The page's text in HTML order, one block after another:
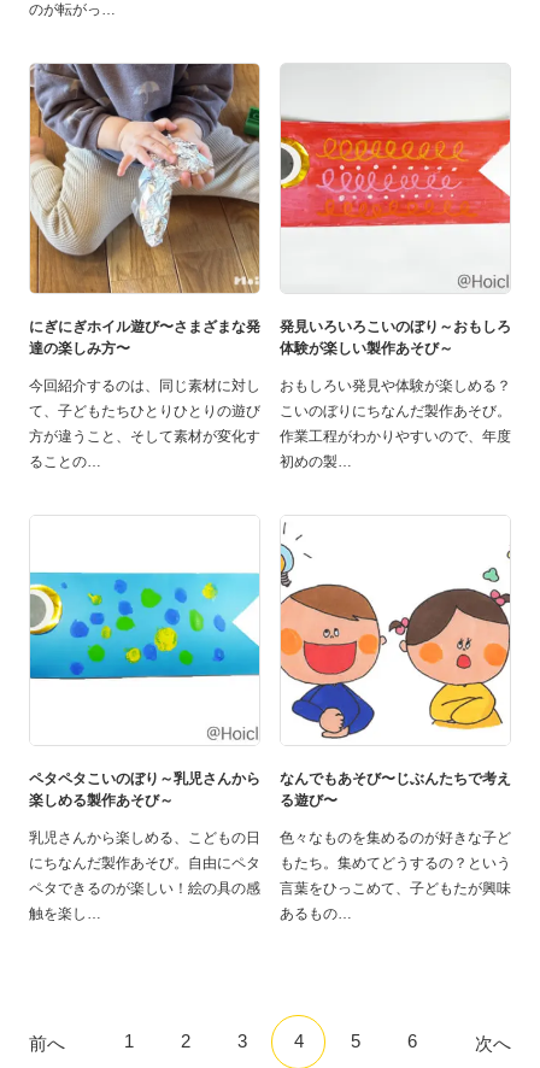
のが転がっ
にぎにぎホイル遊び〜さまざまな発
達の楽しみ方〜
今回紹介するのは、同じ素材に対し
て、子どもたちひとりひとりの遊び
方が違うこと、そして素材が変化す
ることの
発見いろいろこいのぼり～おもしろ
体験が楽しい製作あそび～
おもしろい発見や体験が楽しめる？
こいのぼりにちなんだ製作あそび。
作業工程がわかりやすいので、年度
初めの製
ペタペタこいのぼり～乳児さんから
楽しめる製作あそび～
乳児さんから楽しめる、こどもの日
にちなんだ製作あそび。自由にペタ
ペタできるのが楽しい！絵の具の感
触を楽し
なんでもあそび〜じぶんたちで考え
る遊び〜
色々なものを集めるのが好きな子ど
もたち。集めてどうするの？という
言葉をひっこめて、子どもたが興味
あるもの
前へ 1 2 3 4 5 6 次へ